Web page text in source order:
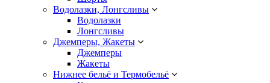
Водолазки, Лонгсливы
Водолазки
Лонгсливы
Джемперы, Жакеты
Джемперы
Жакеты
Нижнее бельё и Термобельё